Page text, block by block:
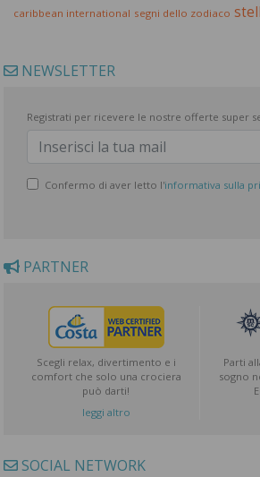
caribbean international segni dello zodiaco
NEWSLETTER
Registrati per ricevere le nostre offerte super
Confermo di aver letto l'informativa sulla
PARTNER
Scegli relax, divertimento e i
comfort che solo una crociera
può darti!
leggi altro
Parti
sogno
SOCIAL NETWORK